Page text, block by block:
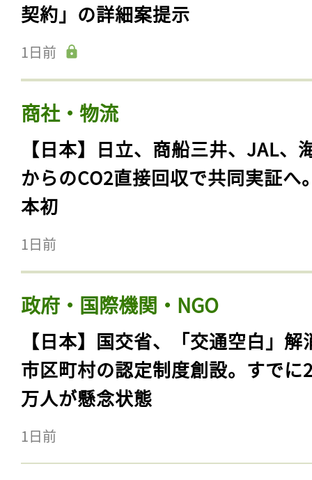
契約」の詳細案提示
1日前
商社・物流
【日本】日立、商船三井、JAL、
からのCO2直接回収で共同実証へ
本初
1日前
政府・国際機関・NGO
【日本】国交省、「交通空白」解
市区町村の認定制度創設。すでに
万人が懸念状態
1日前